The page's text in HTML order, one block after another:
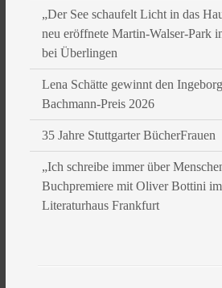
„Der See schaufelt Licht in das
neu eröffnete Martin-Walser-Park
bei Überlingen
Lena Schätte gewinnt den
Bachmann-Preis 2026
35 Jahre Stuttgarter BücherFrauen
„Ich schreibe immer über
Buchpremiere mit Oliver Bottini im
Literaturhaus Frankfurt